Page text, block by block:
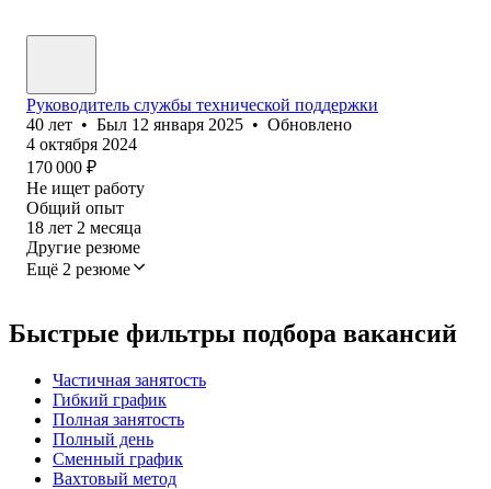
Руководитель службы технической поддержки
40 лет • Был 12 января 2025 • Обновлено
4 октября 2024
170 000 ₽
Не ищет работу
Общий опыт
18 лет 2 месяца
Другие резюме
Ещё 2 резюме
Быстрые фильтры подбора вакансий
Частичная занятость
Гибкий график
Полная занятость
Полный день
Сменный график
Вахтовый метод